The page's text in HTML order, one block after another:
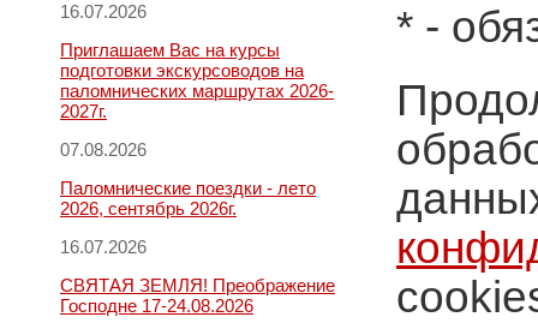
16.07.2026
Приглашаем Вас на курсы
подготовки экскурсоводов на
паломнических маршрутах 2026-
2027г.
07.08.2026
Паломнические поездки - лето
2026, сентябрь 2026г.
16.07.2026
СВЯТАЯ ЗЕМЛЯ! Преображение
Господне 17-24.08.2026
* -